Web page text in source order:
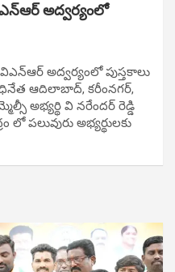
అద్వర్యంలో
అద్వర్యంలో పుస్తకాలు
ఆదిలాబాద్, కరీంనగర్,
అభ్యర్థి వి నరేందర్ రెడ్డి
పలువురు అభ్యర్థులకు